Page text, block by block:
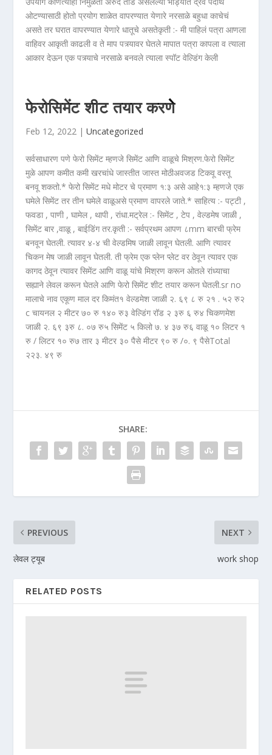
ओटण्यासाठी होतो प्रयोग शाळेत वापरण्यात येणारे नरसाळे बहुधा काचेचं
असते तर घरात वापरण्यात येणारे धातूचे असतेकृती :- मी पाहिलं पत्रा आणला
वाहिवर आकृती काढली व ते माप पत्र्यावर घेतले मापात पत्रा कापला व त्याला
आकार देऊन एक पत्र्याचे नरसाळे बनवले त्याला स्पॉट वेल्डिंग केली
फेरोसिमेंट शीट तयार करणेे
Feb 12, 2022 |Uncategorized
सर्वसाधारण पणे फेरो सिमेंट म्हणजे सिमेंट आणि वाळूचे मिश्रण.फेरो सिमेंट
मुळे आपण कमीत कमी खरचांधे जास्तीत जास्त मोठीअवजड टिकवू वस्तू
बनवू शकतो.* फेरो सिमेंट मधे मोटर चे प्रमाण १:३ असे आहे१:३ म्हणजे एक
घमेले सिमेंट तर तीन घमेले वाळूअसे प्रमाण वापरले जाते.* साहित्य :- पट्टी ,
फवडा , पाणी , घामेल , थापी , रांधा.मट्रेल :- सिमेंट , टेप , वेल्डमेष जाळी ,
सिमेंट बार ,वाळू , बाईडिंग तर.कृती :- सर्वप्रथम आपण ८mm बारची फ्रेम
बनवून घेतली. त्यावर ४-४ ची वेल्डमिष जाळी लावून घेतली. आणि त्यावर
चिकन मेष जाळी लावून घेतली. ती फ्रेम एक प्लेन प्लेट वर ठेवून त्यावर एक
कागद ठेवून त्यावर सिमेंट आणि वाळू यांचे मिश्रण करून ओतले रांध्याचा
सह्याने लेवल करून घेतले आणि फेरो सिमेंट शीट तयार करून घेतली.sr no
मालाचे नाव एकूण माल दर किमंत१ वेल्डमेश जाळी २. ६९ ८ रु २१ . ५२ रु२
c चायनल २ मीटर ७० रु १४० रु३ वेल्डिंग रॉड २ ३रु ६ रु४ चिकणमेश
जाळी २. ६९ ३रु ८. ०७ रु५ सिमेंट ५ किलो ७. ४ ३७ रु६ वाळू १० लिटर १
रु / लिटर १० रु७ तार ३ मीटर ३० पैसे मीटर ९० रु /०. ९ पैसेTotal
२२३. ४९ रु
SHARE:
PREVIOUS
लेवल ट्यूब
NEXT
work shop
RELATED POSTS